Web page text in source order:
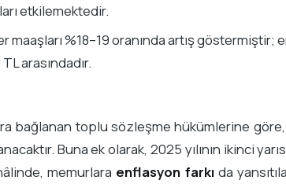
etkilemektedir.
maaşları %18–19 oranında artış göstermiştir;
arasındadır.
bağlanan toplu sözleşme hükümlerine göre,
Buna ek olarak, 2025 yılının ikinci
memurlara enflasyon farkıda